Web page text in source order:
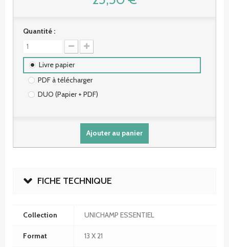
Quantité :
Livre papier
PDF à télécharger
DUO (Papier + PDF)
Ajouter au panier
FICHE TECHNIQUE
Collection UNICHAMP ESSENTIEL
Format 13 X 21